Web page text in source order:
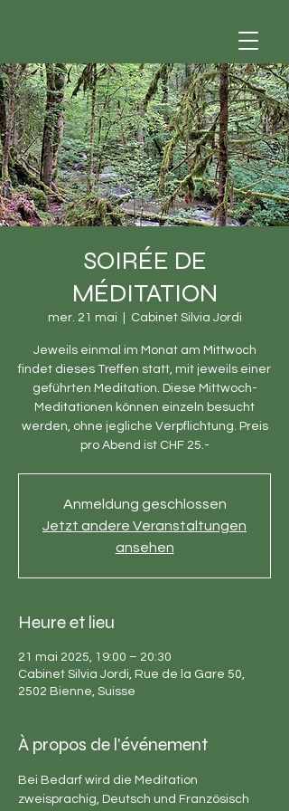
SOIRÉE DE
MÉDITATION
mer. 21 mai Cabinet Silvia Jordi
Jeweils einmal im Monat am Mittwoch
findet dieses Treffen statt, mit jeweils einer
geführten Meditation. Diese Mittwoch-
Meditationen können einzeln besucht
werden, ohne jegliche Verpflichtung. Preis
pro Abend ist CHF 25.-
Anmeldung geschlossen
Jetzt andere Veranstaltungen
ansehen
Heure et lieu
21 mai 2025, 19:00 – 20:30
Cabinet Silvia Jordi, Rue de la Gare 50,
2502 Bienne, Suisse
À propos de l'événement
Bei Bedarf wird die Meditation
zweisprachig, Deutsch und Französisch